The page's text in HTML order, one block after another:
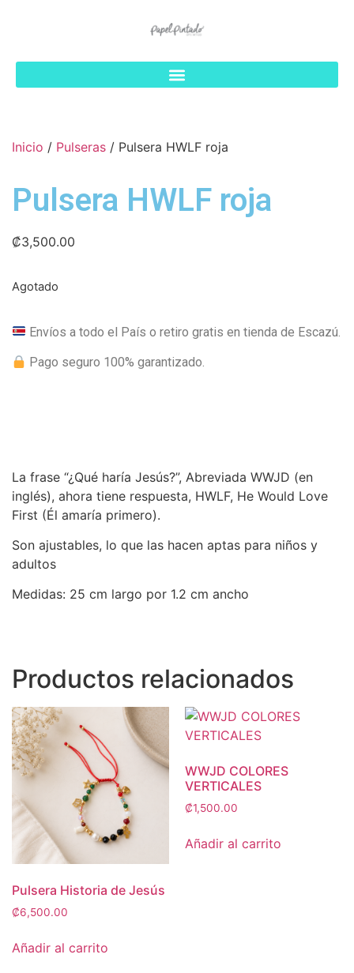
La frase “¿Qué haría Jesús?”, Abreviada WWJD (en
inglés), ahora tiene respuesta, HWLF, He Would Love
First (Él amaría primero).
Son ajustables, lo que las hacen aptas para niños y
adultos
Medidas: 25 cm largo por 1.2 cm ancho
Inicio / Pulseras / Pulsera HWLF roja
Pulsera HWLF roja
₡3,500.00
Agotado
Envíos a todo el País o retiro gratis en tienda de Escazú.
Pago seguro 100% garantizado.
Productos relacionados
Pulsera Historia de Jesús
₡6,500.00
Añadir al carrito
WWJD COLORES
VERTICALES
₡1,500.00
Añadir al carrito